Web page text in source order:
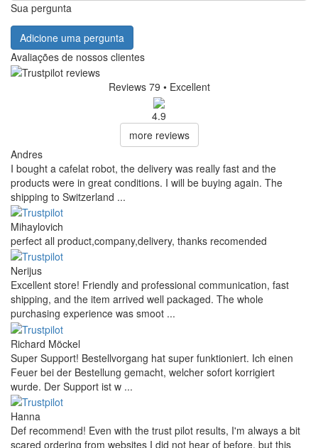
Sua pergunta
Adicione uma pergunta
Avaliações de nossos clientes
Reviews 79 • Excellent
4.9
more reviews
Andres
I bought a cafelat robot, the delivery was really fast and the
products were in great conditions. I will be buying again. The
shipping to Switzerland ...
Mihaylovich
perfect all product,company,delivery, thanks recomended
Nerijus
Excellent store! Friendly and professional communication, fast
shipping, and the item arrived well packaged. The whole
purchasing experience was smoot ...
Richard Möckel
Super Support! Bestellvorgang hat super funktioniert. Ich einen
Feuer bei der Bestellung gemacht, welcher sofort korrigiert
wurde. Der Support ist w ...
Hanna
Def recommend! Even with the trust pilot results, I'm always a bit
scared ordering from websites I did not hear of before, but this